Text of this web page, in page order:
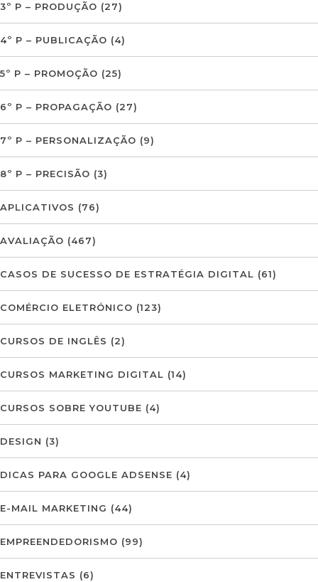
3º P – PRODUÇÃO (27)
4º P – PUBLICAÇÃO (4)
5º P – PROMOÇÃO (25)
6º P – PROPAGAÇÃO (27)
7º P – PERSONALIZAÇÃO (9)
8º P – PRECISÃO (3)
APLICATIVOS (76)
AVALIAÇÃO (467)
CASOS DE SUCESSO DE ESTRATÉGIA DIGITAL (61)
COMÉRCIO ELETRÓNICO (123)
CURSOS DE INGLÊS (2)
CURSOS MARKETING DIGITAL (14)
CURSOS SOBRE YOUTUBE (4)
DESIGN (3)
DICAS PARA GOOGLE ADSENSE (4)
E-MAIL MARKETING (44)
EMPREENDEDORISMO (99)
ENTREVISTAS (6)